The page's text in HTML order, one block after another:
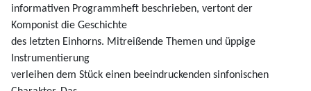
informativen Programmheft beschrieben, vertont der
Komponist die Geschichte
des letzten Einhorns. Mitreißende Themen und üppige
Instrumentierung
verleihen dem Stück einen beeindruckenden sinfonischen